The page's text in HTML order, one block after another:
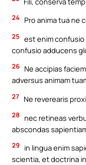
24 Pro anima tua ne
25 est enim
confusio adducens
26 Ne accipias
adversus animam
27 Ne reverearis
28
nec retineas
abscondas
29
in lingua enim
scientia, et doctrina